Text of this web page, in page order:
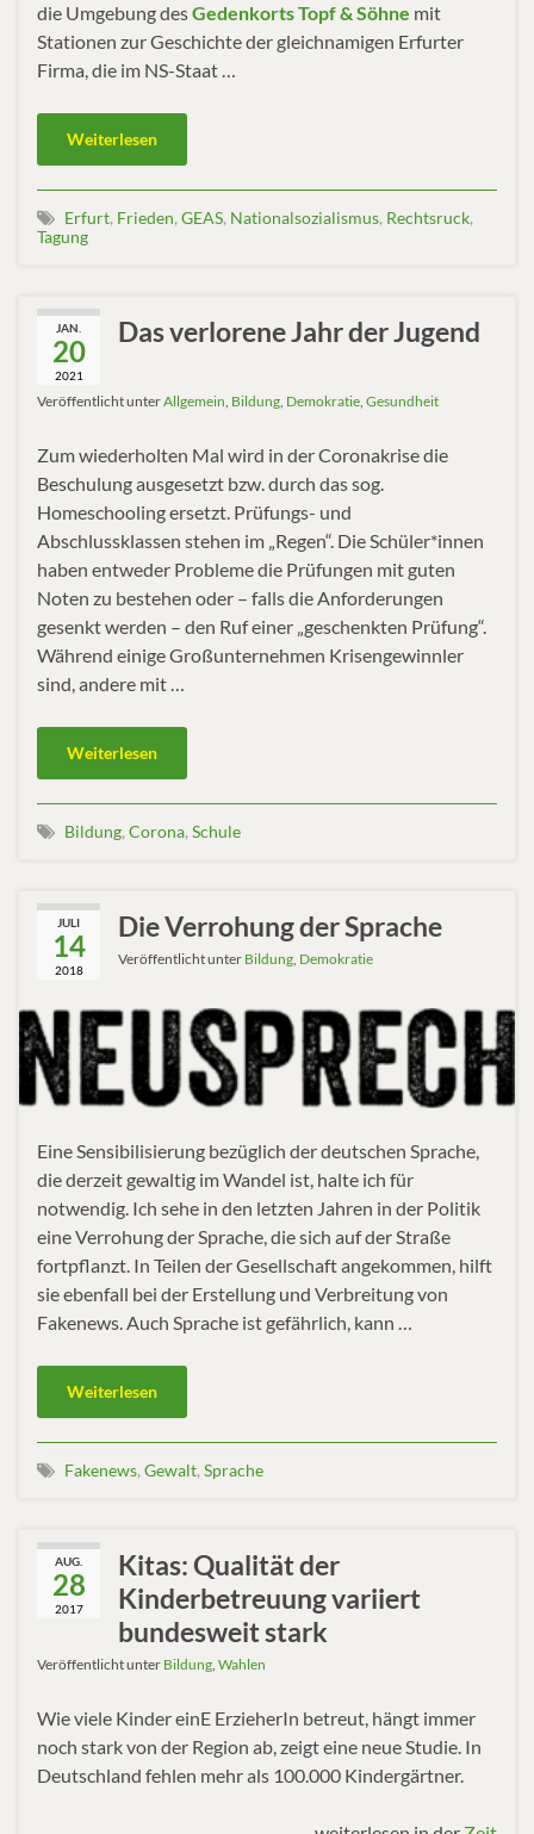
die Umgebung desGedenkorts Topf & Söhne mit
Stationen zur Geschichte der gleichnamigen Erfurter
Firma, die im NS-Staat …
Weiterlesen
Erfurt, Frieden,GEAS, Nationalsozialismus, Rechtsruck,
Tagung
JAN.
20
2021
Das verlorene Jahr der Jugend
Veröffentlicht unterAllgemein, Bildung, Demokratie, Gesundheit
Zum wiederholten Mal wird in der Coronakrise die
Beschulung ausgesetzt bzw. durch das sog.
Homeschooling ersetzt. Prüfungs- und
Abschlussklassen stehen im „Regen“. Die Schüler*innen
haben entweder Probleme die Prüfungen mit guten
Noten zu bestehen oder – falls die Anforderungen
gesenkt werden – den Ruf einer „geschenkten Prüfung“.
Während einige Großunternehmen Krisengewinnler
sind, andere mit …
Weiterlesen
Bildung,Corona,Schule
JULI
14
2018
Die Verrohung der Sprache
Veröffentlicht unter Bildung, Demokratie
Eine Sensibilisierung bezüglich der deutschen Sprache,
die derzeit gewaltig im Wandel ist, halte ich für
notwendig. Ich sehe in den letzten Jahren in der Politik
eine Verrohung der Sprache, die sich auf der Straße
fortpflanzt. In Teilen der Gesellschaft angekommen, hilft
sie ebenfall bei der Erstellung und Verbreitung von
Fakenews. Auch Sprache ist gefährlich, kann …
Weiterlesen
Fakenews, Gewalt, Sprache
AUG.
28
2017
Kitas: Qualität der
Kinderbetreuung variiert
bundesweit stark
Veröffentlicht unter Bildung Wahlen
Wie viele Kinder einE ErzieherIn betreut, hängt immer
noch stark von der Region ab, zeigt eine neue Studie. In
Deutschland fehlen mehr als 100.000 Kindergärtner.